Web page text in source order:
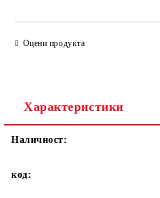
Оцени продукта
Характеристики
Наличност:
код: